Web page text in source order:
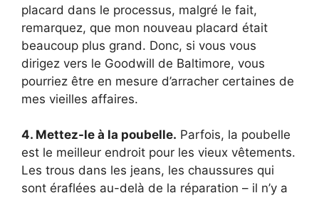
placard dans le processus, malgré le fait,
remarquez, que mon nouveau placard était
beaucoup plus grand. Donc, si vous vous
dirigez vers le Goodwill de Baltimore, vous
pourriez être en mesure d’arracher certaines de
mes vieilles affaires.
4. Mettez-le à la poubelle. Parfois, la poubelle
est le meilleur endroit pour les vieux vêtements.
Les trous dans les jeans, les chaussures qui
sont éraflées au-delà de la réparation – il n’y a